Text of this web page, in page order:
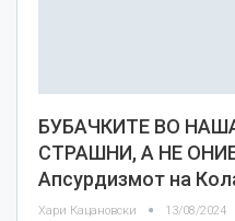
БУБАЧКИТЕ ВО
СТРАШНИ, А НЕ
Апсурдизмот на
Хари Кацановски 13/08/2024